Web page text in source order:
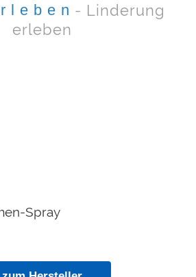
l e b e n - Linderung
erleben